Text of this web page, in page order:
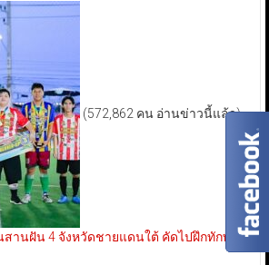
(572,862 คน อ่านข่าวนี้แล้ว)
านฝัน 4 จังหวัดชายแดนใต้ คัดไปฝึกทักษะ